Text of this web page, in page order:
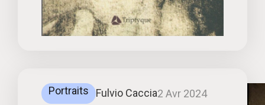
Portraits Fulvio Caccia2 Avr 2024